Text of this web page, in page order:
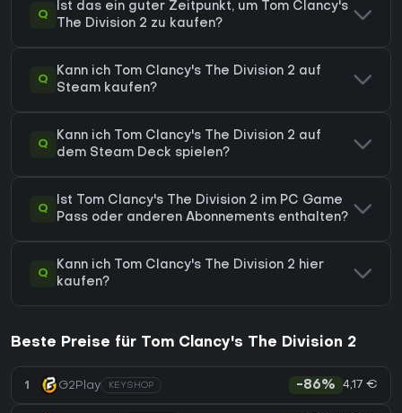
Q
Ist das ein guter Zeitpunkt, um Tom Clancy's
The Division 2 zu kaufen?
Q
Kann ich Tom Clancy's The Division 2 auf
Steam kaufen?
Q
Kann ich Tom Clancy's The Division 2 auf
dem Steam Deck spielen?
Q
Ist Tom Clancy's The Division 2 im PC Game
Pass oder anderen Abonnements enthalten?
Q
Kann ich Tom Clancy's The Division 2 hier
kaufen?
Beste Preise für Tom Clancy's The Division 2
1 G2Play KEYSHOP -86% 4,17 €